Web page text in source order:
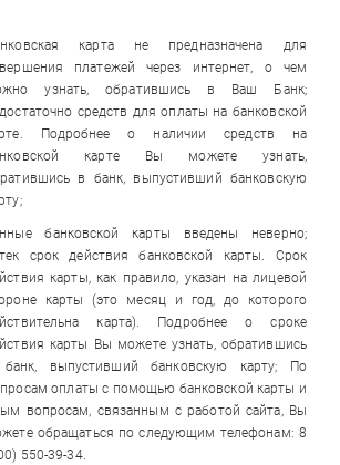
карта не предназначена для
платежей через интернет, о чем
узнать, обратившись в Ваш Банк;
средств для оплаты на банковской
Подробнее о наличии средств на
карте Вы можете узнать,
в банк, выпустивший банковскую
банковской карты введены неверно;
срок действия банковской карты. Срок
карты, как правило, указан на лицевой
карты (это месяц и год, до которого
карта). Подробнее о сроке
карты Вы можете узнать, обратившись
выпустивший банковскую карту; По
оплаты с помощью банковской карты и
вопросам, связанным с работой сайта, Вы
обращаться по следующим телефонам: 8
550-39-34.